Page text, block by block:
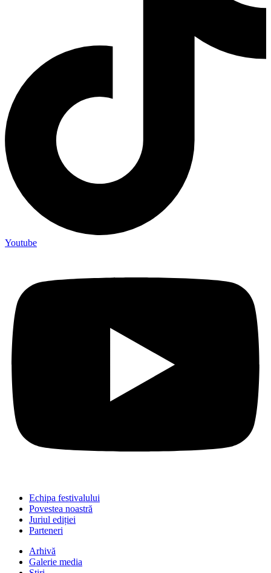
Youtube
Echipa festivalului
Povestea noastră
Juriul ediției
Parteneri
Arhivă
Galerie media